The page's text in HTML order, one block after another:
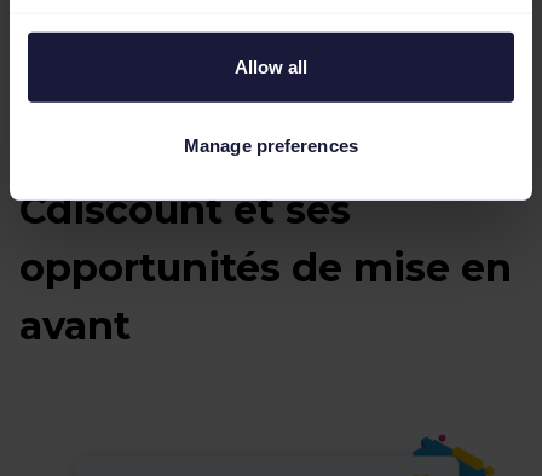
Allow all
Manage preferences
la taille et améliorer le suivi, dans le but de
développer chaque annonce.
L’univers maison de
Cdiscount et ses
opportunités de mise en
avant